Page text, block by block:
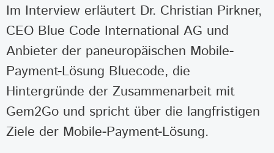
Im Interview erläutert Dr. Christian Pirkner,
CEO Blue Code International AG und
Anbieter der paneuropäischen Mobile-
Payment-Lösung Bluecode, die
Hintergründe der Zusammenarbeit mit
Gem2Go und spricht über die langfristigen
Ziele der Mobile-Payment-Lösung.